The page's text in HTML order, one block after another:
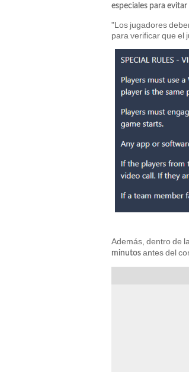
especiales para
"Los jugadores
para verificar que el
Además, dentro de
minutos antes del